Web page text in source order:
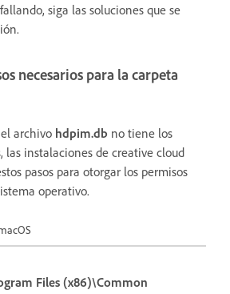
siga las soluciones que se
necesarios para la carpeta
archivo hdpim.db no tiene los
las instalaciones de creative cloud
pasos para otorgar los permisos
operativo.
Files (x86)\Common